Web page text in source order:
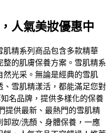
人氣美妝優惠中
肌精系列商品包含多款精華
的肌膚保養方案。雪肌精系
光采。無論是經典的雪肌
雪肌精漾活，都能滿足您對
名品牌，提供多樣化的保養
提供最新、最熱門的雪肌精
妝/洗顏、身體保養，一應